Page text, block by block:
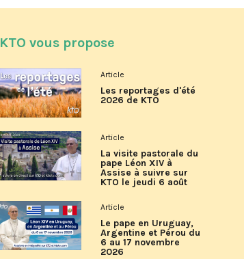
KTO vous propose
Article
Les reportages d'été
2026 de KTO
Article
La visite pastorale du
pape Léon XIV à
Assise à suivre sur
KTO le jeudi 6 août
Article
Le pape en Uruguay,
Argentine et Pérou du
6 au 17 novembre
2026